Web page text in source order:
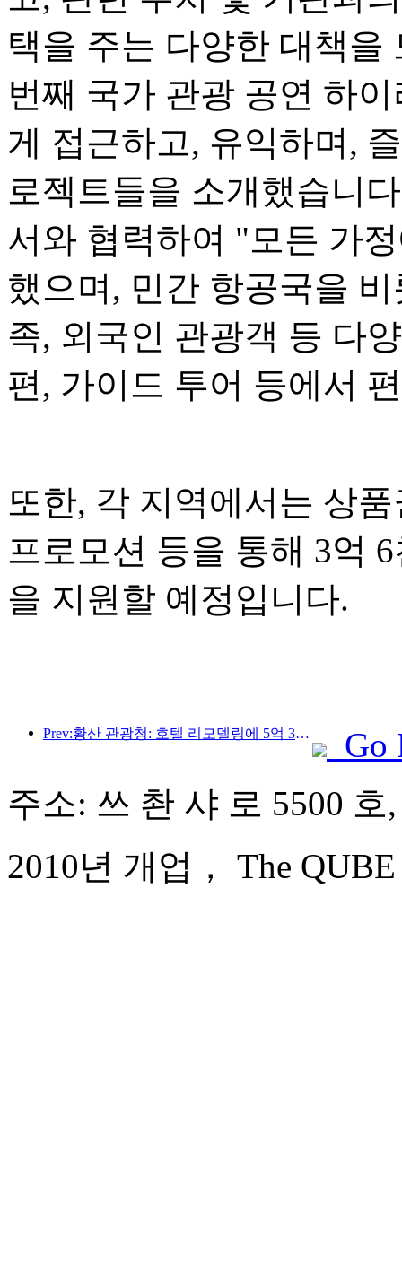
택을 주는 다양한 대책을
번째 국가 관광 공연 하
게 접근하고, 유익하며,
로젝트들을 소개했습니
서와 협력하여 "모든 가
했으며, 민간 항공국을
족, 외국인 관광객 등 다
편, 가이드 투어 등에서
또한, 각 지역에서는 상
프로모션 등을 통해 3억
을 지원할 예정입니다.
Prev:황산 관광청: 호텔 리모델링에 5억 3천만 위안 투자 계획
Go
주소: 쓰 촨 샤 로 5500 호
2010년 개업， The